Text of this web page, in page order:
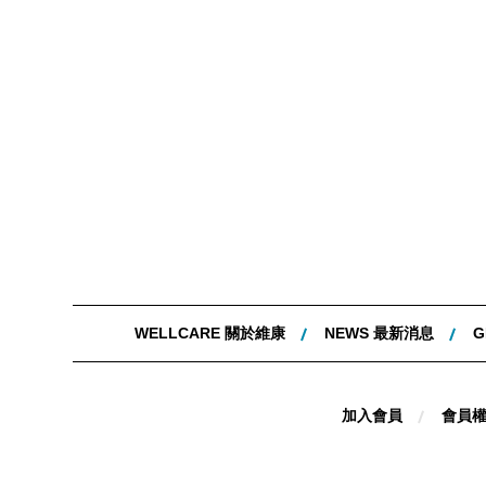
WELLCARE 關於維康 NEWS 最新消息
加入會員 會員